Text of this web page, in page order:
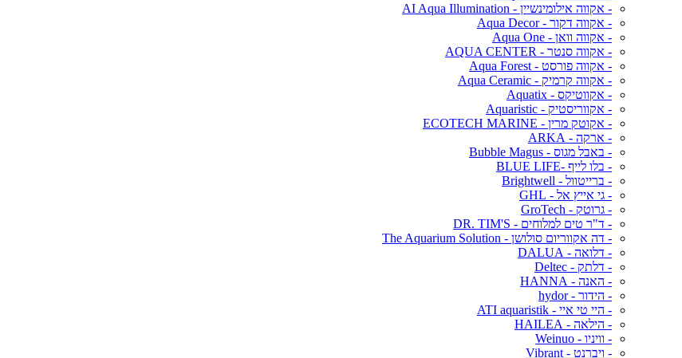
- אקווה אילומינשיין - AI Aqua Illumination
- אקווה דקור - Aqua Decor
- אקווה וואן - Aqua One
- אקווה סנטר - AQUA CENTER
- אקווה פורסט - Aqua Forest
- אקווה קרמיק - Aqua Ceramic
- אקווטיקס - Aquatix
- אקווריסטיק - Aquaristic
- אקוטק מרין - ECOTECH MARINE
- ארקה - ARKA
- באבל מגוס - Bubble Magus
- בלו לייף -BLUE LIFE
- ברייטוול - Brightwell
- גי אייץ אל - GHL
- גרוטק - GroTech
- ד"ר טים למלוחים - DR. TIM'S
- דה אקווריום סולושן - The Aquarium Solution
- דלואה - DALUA
- דלתק - Deltec
- האנה - HANNA
- הידור - hydor
- היי טי איי - ATI aquaristik
- הילאה - HAILEA
- וויניו - Weinuo
- ויברנט - Vibrant